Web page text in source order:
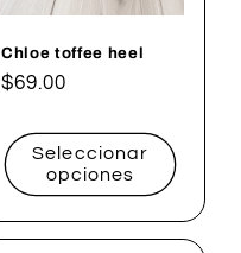
Chloe toffee heel
Precio
$69.00
Seleccionar
opciones